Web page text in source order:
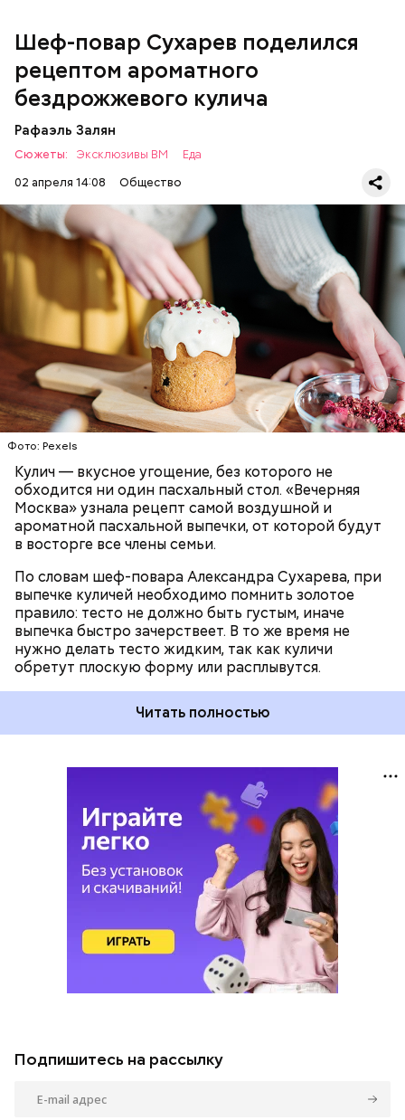
Шеф-повар Сухарев поделился
рецептом ароматного
бездрожжевого кулича
Рафаэль Залян
Сюжеты: Эксклюзивы ВМ
Еда
02 апреля 14:08
Общество
Фото: Pexels
Кулич — вкусное угощение, без которого не
обходится ни один пасхальный стол. «Вечерняя
Москва» узнала рецепт самой воздушной и
ароматной пасхальной выпечки, от которой будут
в восторге все члены семьи.
По словам шеф-повара Александра Сухарева, при
выпечке куличей необходимо помнить золотое
правило: тесто не должно быть густым, иначе
выпечка быстро зачерствеет. В то же время не
нужно делать тесто жидким, так как куличи
обретут плоскую форму или расплывутся.
Первый необычный рецепт кулича несколько
отличается от классической рецептуры, так как
содержит нестандартную начинку:
Читать полностью
ПРАЗДНИКИ РЕЦЕПТЫ ПАСХА
Подпишитесь на рассылку